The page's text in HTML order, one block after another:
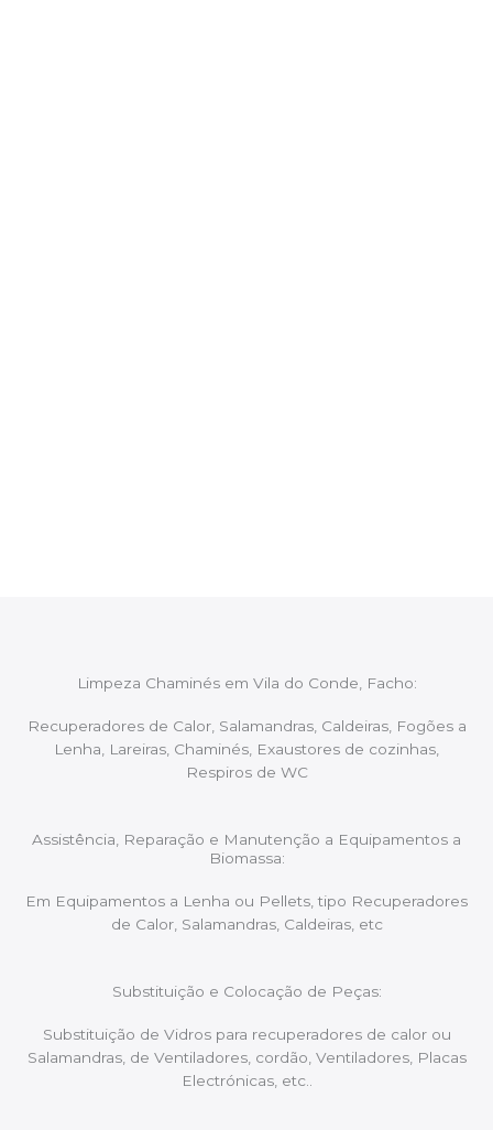
Limpeza Chaminés em Vila do Conde, Facho:
Recuperadores de Calor, Salamandras, Caldeiras, Fogões a
Lenha, Lareiras, Chaminés, Exaustores de cozinhas,
Respiros de WC
Assistência, Reparação e Manutenção a Equipamentos a
Biomassa:
Em Equipamentos a Lenha ou Pellets, tipo Recuperadores
de Calor, Salamandras, Caldeiras, etc
Substituição e Colocação de Peças:
Substituição de Vidros para recuperadores de calor ou
Salamandras, de Ventiladores, cordão, Ventiladores, Placas
Electrónicas, etc..